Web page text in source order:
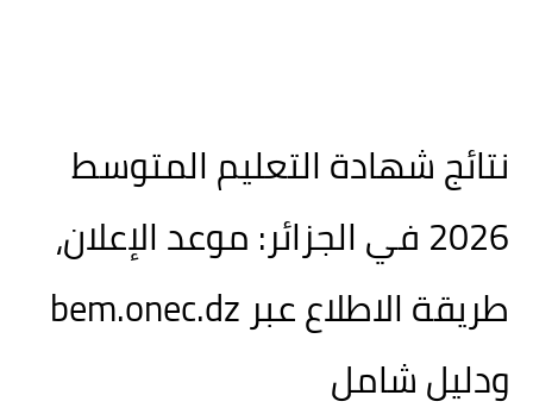
نتائج شهادة التعليم المتوسط
2026 في الجزائر: موعد الإعلان،
طريقة الاطلاع عبر bem.onec.dz
ودليل شامل